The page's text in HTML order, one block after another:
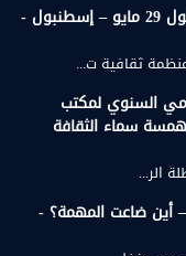
زيارة علمية إلى جامعة مرمرة وجامعة إسطنبول 29 مايو – إسطنبول -
ثقافية ت...
السنوي لمكتب
سماء الثقافة
الر...
— أين ضاعت المهمة؟ -